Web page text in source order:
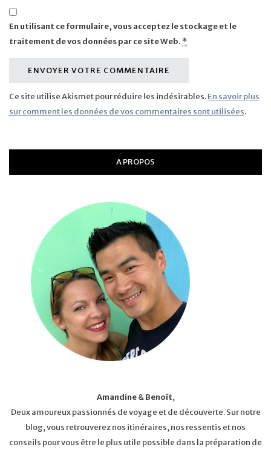
En utilisant ce formulaire, vous acceptez le stockage et le
traitement de vos données par ce site Web. *
Ce site utilise Akismet pour réduire les indésirables.En savoir plus
sur comment les données de vos commentaires sont utilisées.
A PROPOS
Amandine&Benoît,
Deux amoureux passionnés de voyage et de découverte. Sur notre
blog, vous retrouverez nos itinéraires, nos ressentis et nos
conseils pour vous être le plus utile possible dans la préparation de